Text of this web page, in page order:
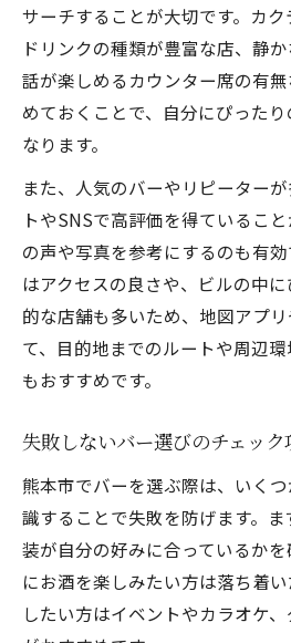
サーチすることが大切です。カ
ドリンクの種類が豊富な店、静
話が楽しめるカウンター席の有
めておくことで、自分にぴった
なります。
また、人気のバーやリピーター
トやSNSで高評価を得ているこ
の声や写真を参考にするのも有
はアクセスの良さや、ビルの中
的な店舗も多いため、地図アプ
て、目的地までのルートや周辺
もおすすめです。
失敗しないバー選びのチェック
熊本市でバーを選ぶ際は、いく
識することで失敗を防げます。
装が自分の好みに合っているか
にお酒を楽しみたい方は落ち着
したい方はイベントやカラオケ